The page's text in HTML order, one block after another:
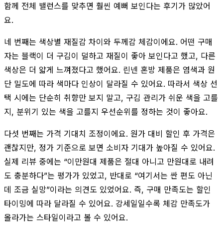
함께 전체 밸런스를 맞추면 훨씬 예뻐 보인다는 후기가 많았어
요.
네 번째는 색상별 재질감 차이와 두께감 체감이에요. 어떤 구매
자는 블랙이 더 구김이 덜하고 재질이 좋아 보인다고 했고, 다른
색상은 더 얇게 느껴졌다고 했어요. 린넨 혼방 제품은 염색과 원
단 밀도에 따라 색마다 인상이 달라질 수 있어요. 따라서 색상 선
택 시에는 단순히 취향만 보지 말고, 구김 관리가 쉬운 색을 고를
지, 분위기 있는 색을 고를지 우선순위를 정하는 것이 좋아요.
다섯 번째는 가격 기대치 조정이에요. 원가 대비 할인 후 가격은
괜찮지만, 정가 기준으로 보면 소비자 기대가 높아질 수 있어요.
실제 리뷰 중에는 “이만원대 제품은 절대 아니고 만원대로 내려
도 충분하다”는 평가가 있었고, 반대로 “여기서는 싼 편도 아닌
데 조금 실망”이라는 의견도 있었어요. 즉, 구매 만족도는 할인
타이밍에 따라 달라질 수 있어요. 강세일일수록 체감 만족도가
올라가는 스타일이라고 볼 수 있어요.